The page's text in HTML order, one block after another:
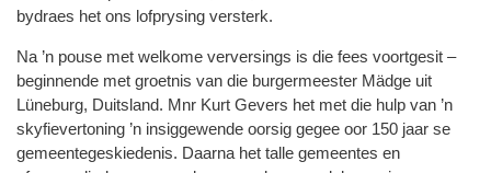
bydraes het ons lofprysing versterk.
Na ’n pouse met welkome verversings is die fees voortgesit –
beginnende met groetnis van die burgermeester Mädge uit
Lüneburg, Duitsland. Mnr Kurt Gevers het met die hulp van ’n
skyfievertoning ’n insiggewende oorsig gegee oor 150 jaar se
gemeentegeskiedenis. Daarna het talle gemeentes en